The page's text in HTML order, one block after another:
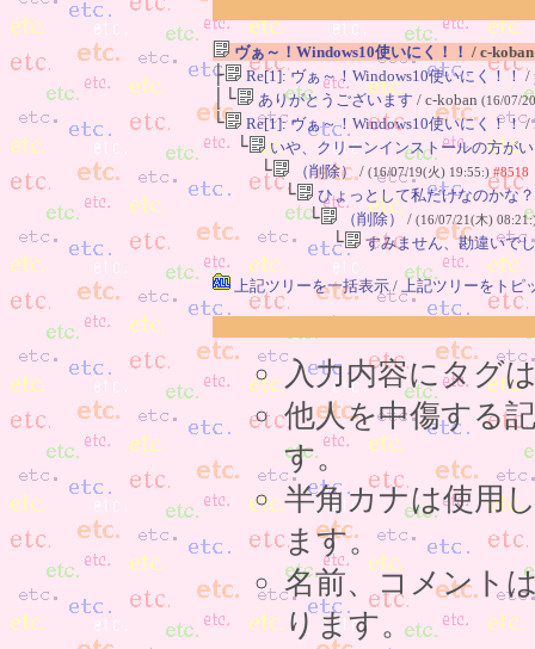
ヴぁ～！Windows10使いにく！！ / c-
├ Re[1]: ヴぁ～！Windows10使いにく！！ /
│└ ありがとうございます / c-koban (16/07/
└ Re[1]: ヴぁ～！Windows10使いにく！！/
└ いや、クリーンインストールの方が
└ （削除） / (16/07/19(火) 19:55:) #8518
└ ひょっとして私だけなのかな？
└ （削除） / (16/07/21(木)
└ すみません、勘違いで
上記ツリーを一括表示 / 上記ツリーをトピ
入力内容にタグ
他人を中傷する
す。
半角カナは使用
ます。
名前、コメント
ります。